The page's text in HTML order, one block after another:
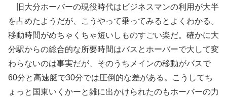
旧大分ホーバーの現役時代はビジネスマンの利用が大半
を占めたようだが、こうやって乗ってみるとよくわかる。
移動時間がめちゃくちゃ短いしものすごい楽だ。確かに大
分駅からの総合的な所要時間はバスとホーバーで大して変
わらないのは事実だが、そのうちメインの移動がバスで
60分と高速艇で30分では圧倒的な差がある。こうしてち
ょっと国東いくかーと雑に出かけられたのもホーバーの力